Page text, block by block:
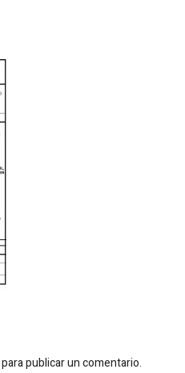
para publicar un comentario.